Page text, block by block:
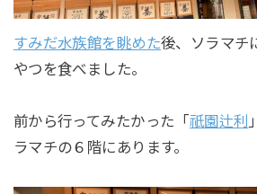
すみだ水族館を眺めた後、ソラマチ
やつを食べました。
前から行ってみたかった「祇園辻利
ラマチの６階にあります。